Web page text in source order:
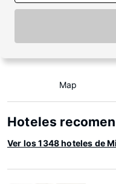
Map
Hoteles
Ver los 1348 hoteles de